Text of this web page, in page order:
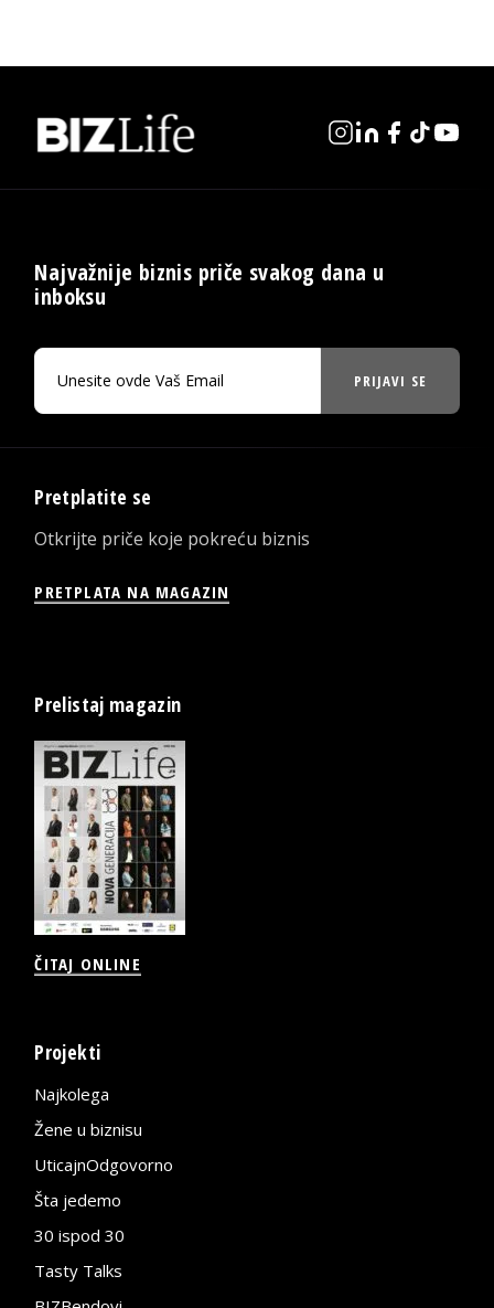
Najvažnije biznis priče svakog dana u
inboksu
PRIJAVI SE
Pretplatite se
Otkrijte priče koje pokreću biznis
PRETPLATA NA MAGAZIN
Prelistaj magazin
ČITAJ ONLINE
Projekti
Najkolega
Žene u biznisu
UticajnOdgovorno
Šta jedemo
30 ispod 30
Tasty Talks